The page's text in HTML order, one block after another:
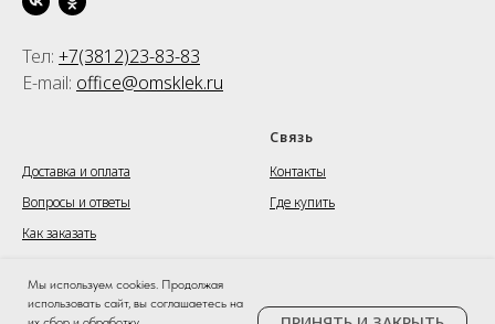
Мы используем cookies. Продолжая
использовать сайт, вы соглашаетесь на
Тел: +7(3812)23-83-83
E-mail: office@omsklek.ru
Доставка и оплата
Вопросы и ответы
Как заказать
Связь
Контакты
Где купить
©goscosmetic.ru - Официальный сайт косметики